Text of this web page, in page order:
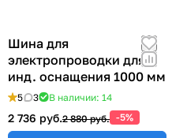
Шина для
электропроводки для
инд. оснащения 1000 мм
5 3 В наличии: 14
2 736 руб.2 880 руб. -5%